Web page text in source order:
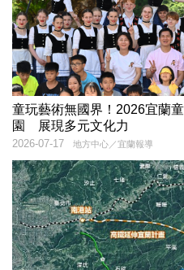
童玩藝術無國界！2026宜蘭
園 展現多元文化力
地方中心／宜蘭報導
2026-07-17